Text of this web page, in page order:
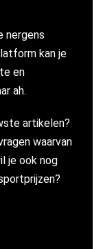
nergens
kan je
en
ah.
artikelen?
waarvan
je ook nog